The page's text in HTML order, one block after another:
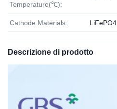
Temperature(℃):
Cathode Materials: LiFePO4
Descrizione di prodotto